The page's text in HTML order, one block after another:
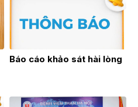
triển bền vững
Báo cáo khảo sát hài lòng